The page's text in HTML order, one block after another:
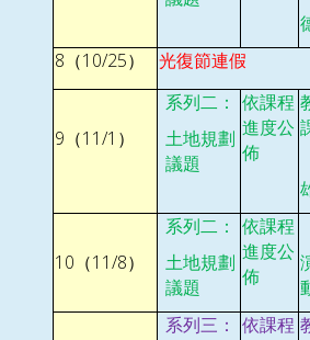
8 （10/25） 光復節連假
9 （11/1 ）
系列二：
土地規劃
議題
依課程
進度公
佈
10 （11/8）
系列二：
土地規劃
議題
依課程
進度公
佈
系列三：
依課程